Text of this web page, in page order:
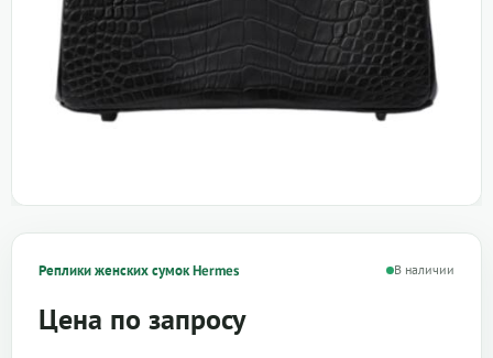
Реплики женских сумок Hermes В наличии
Цена по запросу